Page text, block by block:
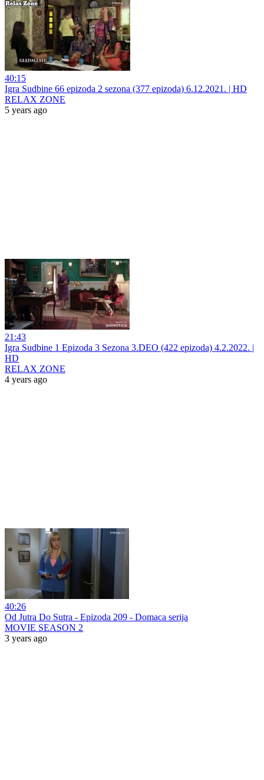
40:15
Igra Sudbine 66 epizoda 2 sezona (377 epizoda) 6.12.2021. | HD
RELAX ZONE
5 years ago
21:43
Igra Sudbine 1 Epizoda 3 Sezona 3.DEO (422 epizoda) 4.2.2022. |
HD
RELAX ZONE
4 years ago
40:26
Od Jutra Do Sutra - Epizoda 209 - Domaca serija
MOVIE SEASON 2
3 years ago